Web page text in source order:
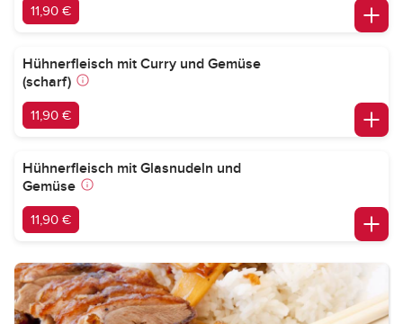
11,90 €
Hühnerfleisch mit Curry und Gemüse
(scharf)
11,90 €
Hühnerfleisch mit Glasnudeln und
Gemüse
11,90 €